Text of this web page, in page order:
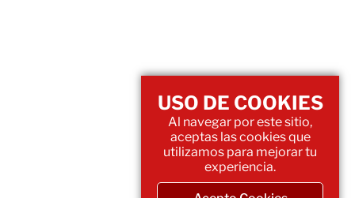
USO DE COOKIES
Al navegar por este sitio,
aceptas las cookies que
utilizamos para mejorar tu
experiencia.